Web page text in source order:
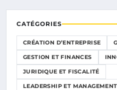
CATÉGORIES
CRÉATION D’ENTREPRISE
GESTION ET FINANCES
JURIDIQUE ET FISCALITÉ
LEADERSHIP ET MANAGEMENT